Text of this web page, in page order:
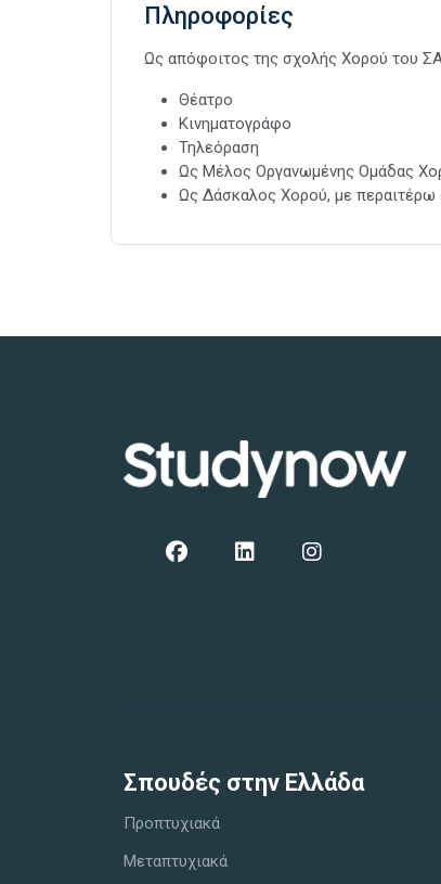
Πληροφορίες
Ως απόφοιτος της σχολής Χορού του
Θέατρο
Κινηματογράφο
Τηλεόραση
Ως Μέλος Οργανωμένης Ομάδας
Ως Δάσκαλος Χορού, με
Σπoυδές στην Ελλάδα
Προπτυχιακά
Μεταπτυχιακά